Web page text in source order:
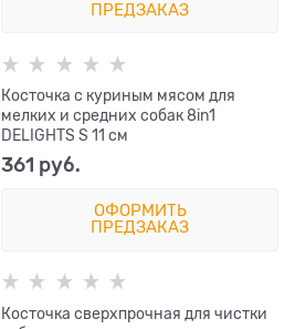
ПРЕДЗАКАЗ
Косточка с куриным мясом для
мелких и средних собак 8in1
DELIGHTS S 11 см
361 руб.
ОФОРМИТЬ
ПРЕДЗАКАЗ
Косточка сверхпрочная для чистки